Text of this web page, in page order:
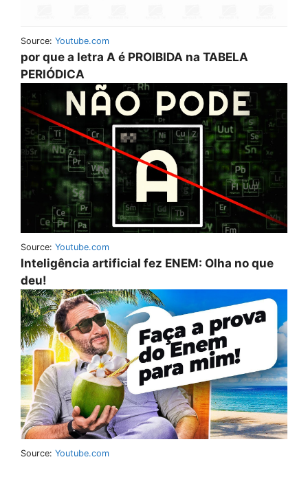
Source: Youtube.com
por que a letra A é PROIBIDA na TABELA
PERIÓDICA
Source: Youtube.com
Inteligência artificial fez ENEM: Olha no que
deu!
Source: Youtube.com